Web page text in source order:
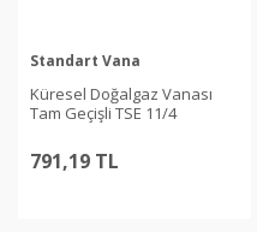
Standart Vana
Küresel Doğalgaz Vanası
Tam Geçişli TSE 11/4
791,19 TL